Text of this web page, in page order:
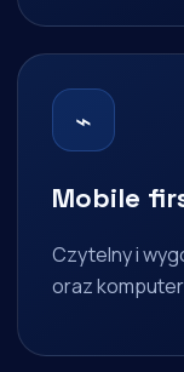
⌁
Mobile
Czytelny i
oraz